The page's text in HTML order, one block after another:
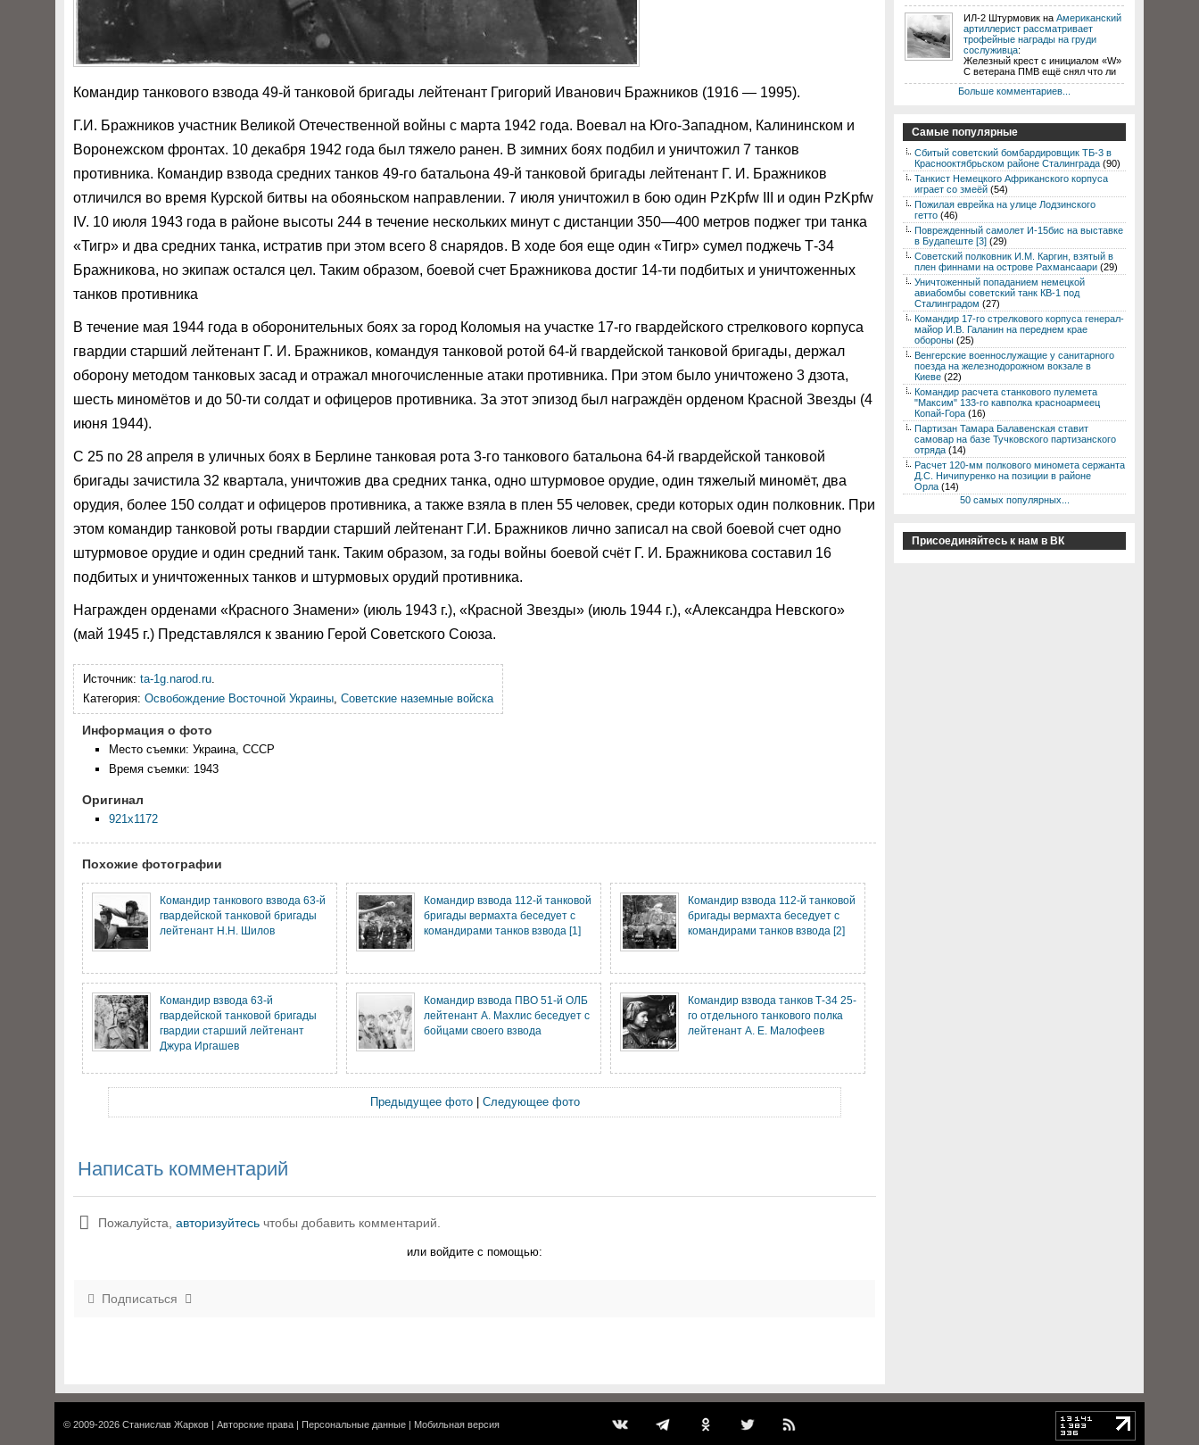
Командир танкового взвода 49-й танковой бригады лейтенант Григорий Иванович Бражников (1916 — 1995).
Г.И. Бражников участник Великой Отечественной войны с марта 1942 года. Воевал на Юго-Западном, Калининском и
Воронежском фронтах. 10 декабря 1942 года был тяжело ранен. В зимних боях подбил и уничтожил 7 танков
противника. Командир взвода средних танков 49-го батальона 49-й танковой бригады лейтенант Г. И. Бражников
отличился во время Курской битвы на обояньском направлении. 7 июля уничтожил в бою один PzKpfw III и один PzKpfw
IV. 10 июля 1943 года в районе высоты 244 в течение нескольких минут с дистанции 350—400 метров поджег три танка
«Тигр» и два средних танка, истратив при этом всего 8 снарядов. В ходе боя еще один «Тигр» сумел поджечь Т-34
Бражникова, но экипаж остался цел. Таким образом, боевой счет Бражникова достиг 14-ти подбитых и уничтоженных
танков противника
В течение мая 1944 года в оборонительных боях за город Коломыя на участке 17-го гвардейского стрелкового корпуса
гвардии старший лейтенант Г. И. Бражников, командуя танковой ротой 64-й гвардейской танковой бригады, держал
оборону методом танковых засад и отражал многочисленные атаки противника. При этом было уничтожено 3 дзота,
шесть миномётов и до 50-ти солдат и офицеров противника. За этот эпизод был награждён орденом Красной Звезды (4
июня 1944).
С 25 по 28 апреля в уличных боях в Берлине танковая рота 3-го танкового батальона 64-й гвардейской танковой
бригады зачистила 32 квартала, уничтожив два средних танка, одно штурмовое орудие, один тяжелый миномёт, два
орудия, более 150 солдат и офицеров противника, а также взяла в плен 55 человек, среди которых один полковник. При
этом командир танковой роты гвардии старший лейтенант Г.И. Бражников лично записал на свой боевой счет одно
штурмовое орудие и один средний танк. Таким образом, за годы войны боевой счёт Г. И. Бражникова составил 16
подбитых и уничтоженных танков и штурмовых орудий противника.
Награжден орденами «Красного Знамени» (июль 1943 г.), «Красной Звезды» (июль 1944 г.), «Александра Невского»
(май 1945 г.) Представлялся к званию Герой Советского Союза.
Источник: ta-1g.narod.ru.
Категория: Освобождение Восточной Украины, Советские наземные войска
Информация о фото
Место съемки: Украина, СССР
Время съемки: 1943
Оригинал
921x1172
Похожие фотографии
Командир танкового взвода 63-й
гвардейской танковой бригады
лейтенант Н.Н. Шилов
Командир взвода 112-й танковой
бригады вермахта беседует с
командирами танков взвода [1]
Командир взвода 112-й танковой
бригады вермахта беседует с
командирами танков взвода [2]
Командир взвода 63-й
гвардейской танковой бригады
гвардии старший лейтенант
Джура Иргашев
Командир взвода ПВО 51-й ОЛБ
лейтенант А. Махлис беседует с
бойцами своего взвода
Командир взвода танков Т-34 25-
го отдельного танкового полка
лейтенант А. Е. Малофеев
Предыдущее фото| Следующее фото
Написать комментарий
Пожалуйста, авторизуйтесь чтобы добавить комментарий.
или войдите с помощью:
Подписаться
ИЛ-2 Штурмовик на Американский
артиллерист рассматривает
трофейные награды на груди
сослуживца:
Железный крест с инициалом «W»
С ветерана ПМВ ещё снял что ли
Больше комментариев...
Самые популярные
Сбитый советский бомбардировщик ТБ-3 в
Краснооктябрьском районе Сталинграда (90)
Танкист Немецкого Африканского корпуса
играет со змеёй (54)
Пожилая еврейка на улице Лодзинского
гетто (46)
Поврежденный самолет И-15бис на выставке
в Будапеште [3] (29)
Советский полковник И.М. Каргин, взятый в
плен финнами на острове Рахмансаари (29)
Уничтоженный попаданием немецкой
авиабомбы советский танк КВ-1 под
Сталинградом (27)
Командир 17-го стрелкового корпуса генерал-
майор И.В. Галанин на переднем крае
обороны (25)
Венгерские военнослужащие у санитарного
поезда на железнодорожном вокзале в
Киеве (22)
Командир расчета станкового пулемета
"Максим" 133-го кавполка красноармеец
Копай-Гора (16)
Партизан Тамара Балавенская ставит
самовар на базе Тучковского партизанского
отряда (14)
Расчет 120-мм полкового миномета сержанта
Д.С. Ничипуренко на позиции в районе
Орла (14)
50 самых популярных...
Присоединяйтесь к нам в ВК
© 2009-2026 Станислав Жарков | Авторские права | Персональные данные | Мобильная версия